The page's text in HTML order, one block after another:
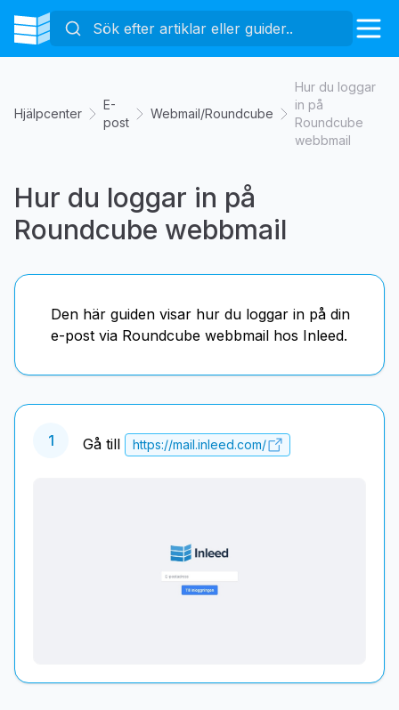
Hjälpcenter
E-
post
Webmail/Roundcube
Hur du loggar
in på
Roundcube
webbmail
Hur du loggar in på
Roundcube webbmail
Den här guiden visar hur du loggar in på din
e-post via Roundcube webbmail hos Inleed.
1 Gå till https://mail.inleed.com/